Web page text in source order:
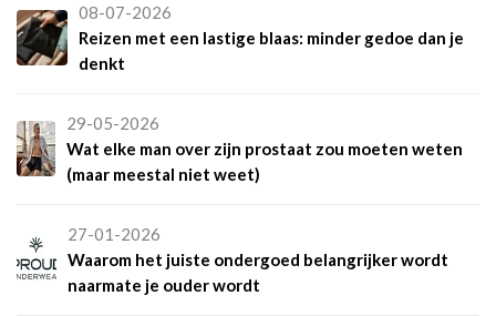
08-07-2026
Reizen met een lastige blaas: minder gedoe dan je
denkt
29-05-2026
Wat elke man over zijn prostaat zou moeten weten
(maar meestal niet weet)
27-01-2026
Waarom het juiste ondergoed belangrijker wordt
naarmate je ouder wordt